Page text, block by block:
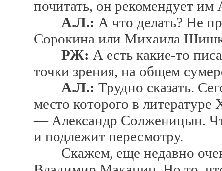
почитать, он рекомендует им
А.Л.: А что делать? Не
Сорокина или Михаила
РЖ: А есть какие-то
точки зрения, на общем
А.Л.: Трудно сказать.
место которого в
— Александр Солженицын.
и подлежит пересмотру.
Скажем, еще недавно